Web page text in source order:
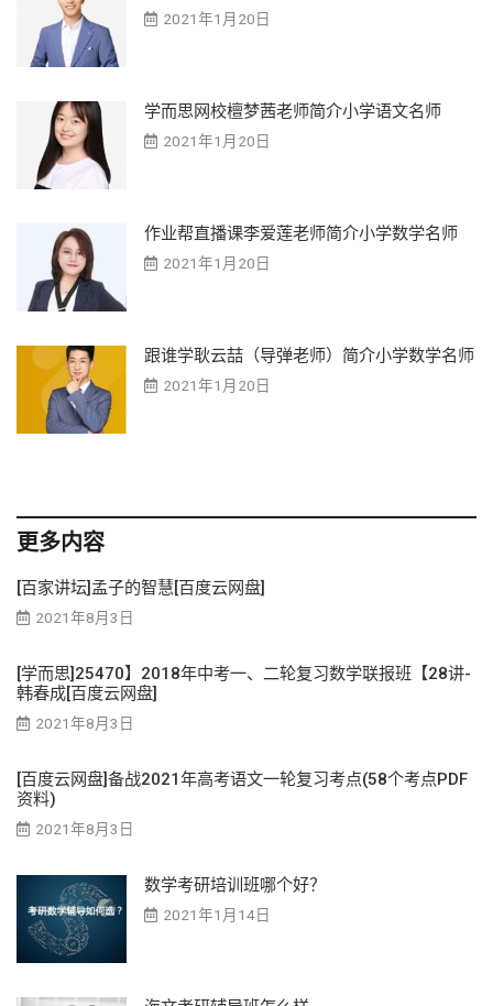
2021年1月20日
学而思网校檀梦茜老师简介小学语文名师
2021年1月20日
作业帮直播课李爱莲老师简介小学数学名师
2021年1月20日
跟谁学耿云喆（导弹老师）简介小学数学名师
2021年1月20日
更多内容
[百家讲坛]孟子的智慧[百度云网盘]
2021年8月3日
[学而思]25470】2018年中考一、二轮复习数学联报班【28讲-
韩春成[百度云网盘]
2021年8月3日
[百度云网盘]备战2021年高考语文一轮复习考点(58个考点PDF
资料)
2021年8月3日
数学考研培训班哪个好？
2021年1月14日